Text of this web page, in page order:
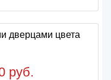
руб.